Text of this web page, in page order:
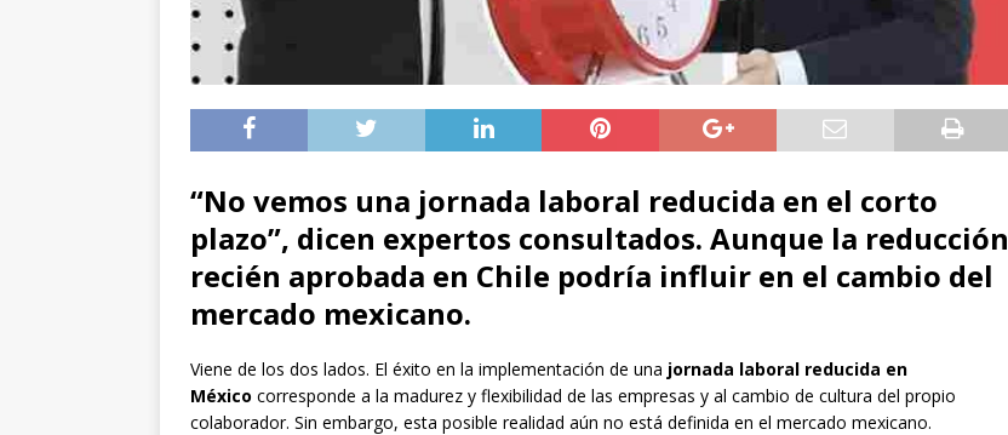
“No vemos una jornada laboral reducida en el corto
plazo”, dicen expertos consultados. Aunque la reducción
recién aprobada en Chile podría influir en el cambio del
mercado mexicano.
Viene de los dos lados. El éxito en la implementación de una jornada laboral reducida en
México corresponde a la madurez y flexibilidad de las empresas y al cambio de cultura del propio
colaborador. Sin embargo, esta posible realidad aún no está definida en el mercado mexicano.